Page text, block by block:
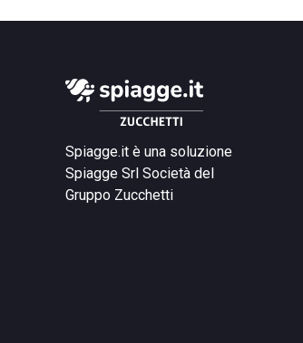
Spiagge.it è una soluzione
Spiagge Srl Società del
Gruppo Zucchetti